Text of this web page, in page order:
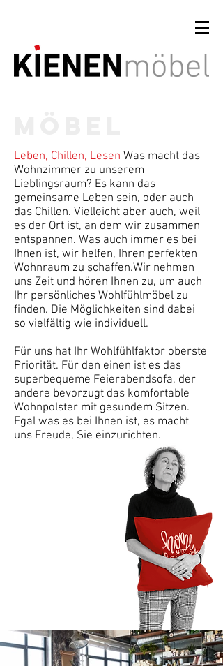
Leben, Chillen, Lesen Was macht das
Wohnzimmer zu unserem
Lieblingsraum? Es kann das
gemeinsame Leben sein, oder auch
das Chillen. Vielleicht aber auch, weil
es der Ort ist, an dem wir zusammen
entspannen. Was auch immer es bei
Ihnen ist, wir helfen, Ihren perfekten
Wohnraum zu schaffen.Wir nehmen
uns Zeit und hören Ihnen zu, um auch
Ihr persönliches Wohlfühlmöbel zu
finden. Die Möglichkeiten sind dabei
so vielfältig wie individuell.
Für uns hat Ihr Wohlfühlfaktor oberste
Priorität. Für den einen ist es das
superbequeme Feierabendsofa, der
andere bevorzugt das komfortable
Wohnpolster mit gesundem Sitzen.
Egal was es bei Ihnen ist, es macht
uns Freude, Sie einzurichten.